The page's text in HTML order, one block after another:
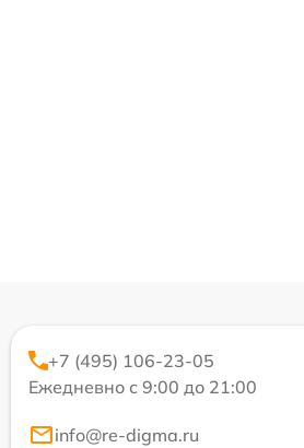
+7 (495) 106-23-05
Ежедневно с 9:00 до 21:00
info@re-digma.ru